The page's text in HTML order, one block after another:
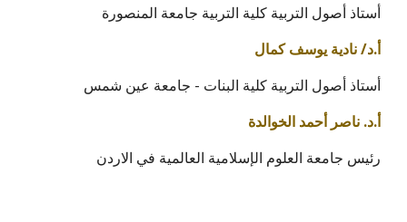
أستاذ أصول التربية كلية التربية جامعة المنصورة
أ.د/ نادية يوسف كمال
أستاذ أصول التربية كلية البنات - جامعة عين شمس
أ.د. ناصر أحمد الخوالدة
رئيس جامعة العلوم الإسلامية العالمية في الاردن